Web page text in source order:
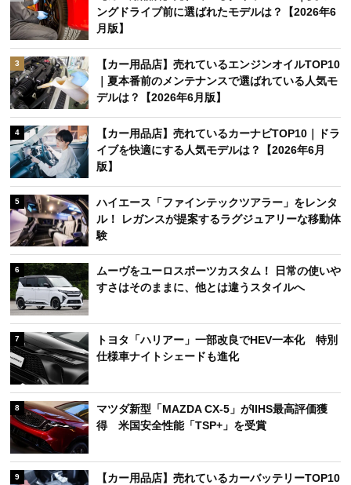
ングドライブ前に選ばれたモデルは？【2026年6
月版】
3
【カー用品店】売れているエンジンオイルTOP10
｜夏本番前のメンテナンスで選ばれている人気モ
デルは？【2026年6月版】
4
【カー用品店】売れているカーナビTOP10｜ドラ
イブを快適にする人気モデルは？【2026年6月
版】
5
ハイエース「ファインテックツアラー」をレンタ
ル！ レガンスが提案するラグジュアリーな移動体
験
6
ムーヴをユーロスポーツカスタム！ 日常の使いや
すさはそのままに、他とは違うスタイルへ
7
トヨタ「ハリアー」一部改良でHEV一本化 特別
仕様車ナイトシェードも進化
8
マツダ新型「MAZDA CX-5」がIIHS最高評価獲
得 米国安全性能「TSP+」を受賞
9
【カー用品店】売れているカーバッテリーTOP10